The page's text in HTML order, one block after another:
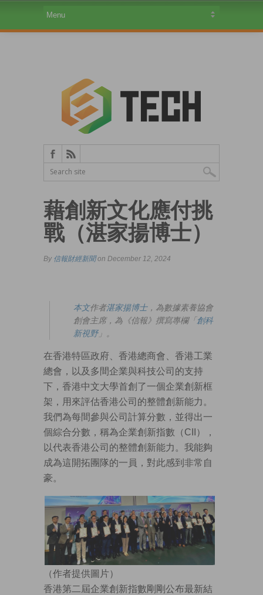
藉創新文化應付挑
戰（湛家揚博士）
By 信報財經新聞on December 12, 2024
本文作者湛家揚博士，為數據素養協會
創會主席，為《信報》撰寫專欄「 創科
新視野」。
在香港特區政府、香港總商會、香港工業
總會，以及多間企業與科技公司的支持
下，香港中文大學首創了一個企業創新框
架，用來評估香港公司的整體創新能力。
我們為每間參與公司計算分數，並得出一
個綜合分數，稱為企業創新指數（CII），
以代表香港公司的整體創新能力。我能夠
成為這開拓團隊的一員，對此感到非常自
豪。
（作者提供圖片）
香港第二屆企業創新指數剛剛公布最新結